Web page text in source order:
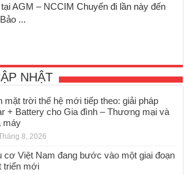
AGM – NCCIM Chuyến đi lần này đến
...
NHẬT
mặt trời thế hệ mới tiếp theo: giải pháp
+ Battery cho Gia đình – Thương mại và
máy
8, 2026
cơ Việt Nam đang bước vào một giai đoạn
triển mới